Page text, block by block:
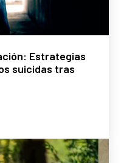
Estrategias
suicidas tras